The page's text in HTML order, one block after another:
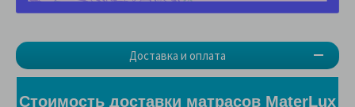
Доставка и оплата
Стоимость доставки матрасов MaterLux